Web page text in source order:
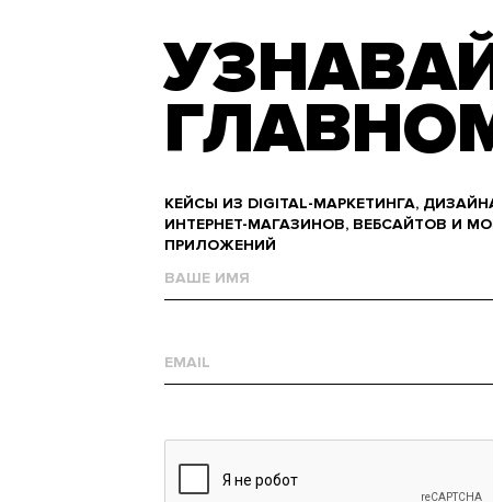
КЕЙСЫ ИЗ DIGITAL-МАРКЕТИНГА,
ИНТЕРНЕТ-МАГАЗИНОВ, ВЕБСАЙТОВ И
ПРИЛОЖЕНИЙ
mail